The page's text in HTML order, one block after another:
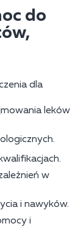
do
dla
leków
w
i nawyków.
i